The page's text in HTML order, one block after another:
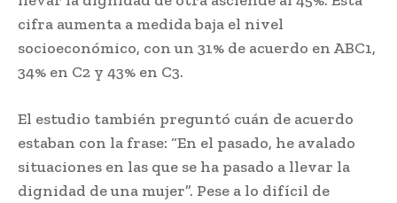
cifra aumenta a medida baja el nivel
socioeconómico, con un 31% de acuerdo en ABC1,
34% en C2 y 43% en C3.
El estudio también preguntó cuán de acuerdo
estaban con la frase: “En el pasado, he avalado
situaciones en las que se ha pasado a llevar la
dignidad de una mujer”. Pese a lo difícil de